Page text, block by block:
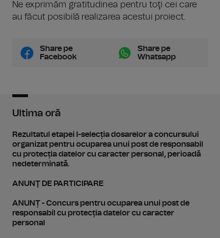
Ne exprimăm gratitudinea pentru toţi cei care
au făcut posibilă realizarea acestui proiect.
Share pe
Facebook
Share pe
Whatsapp
Ultima oră
Rezultatul etapei I-selecția dosarelor a concursului
organizat pentru ocuparea unui post de responsabil
cu protecția datelor cu caracter personal, perioadă
nedeterminată.
ANUNŢ DE PARTICIPARE
ANUNȚ - Concurs pentru ocuparea unui post de
responsabil cu protecția datelor cu caracter
personal